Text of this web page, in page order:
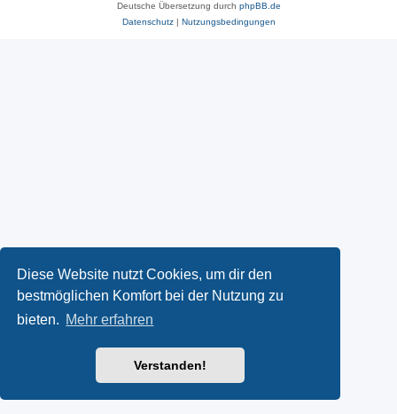
Diese Website nutzt Cookies, um dir den
bestmöglichen Komfort bei der Nutzung zu
bieten. Mehr erfahren
Verstanden!
Deutsche Übersetzung durch phpBB.de
Datenschutz| Nutzungsbedingungen